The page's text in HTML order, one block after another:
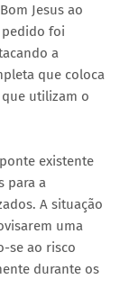
Jesus ao
pedido foi
a
que coloca
utilizam o
existente
para a
A situação
uma
se ao risco
durante os